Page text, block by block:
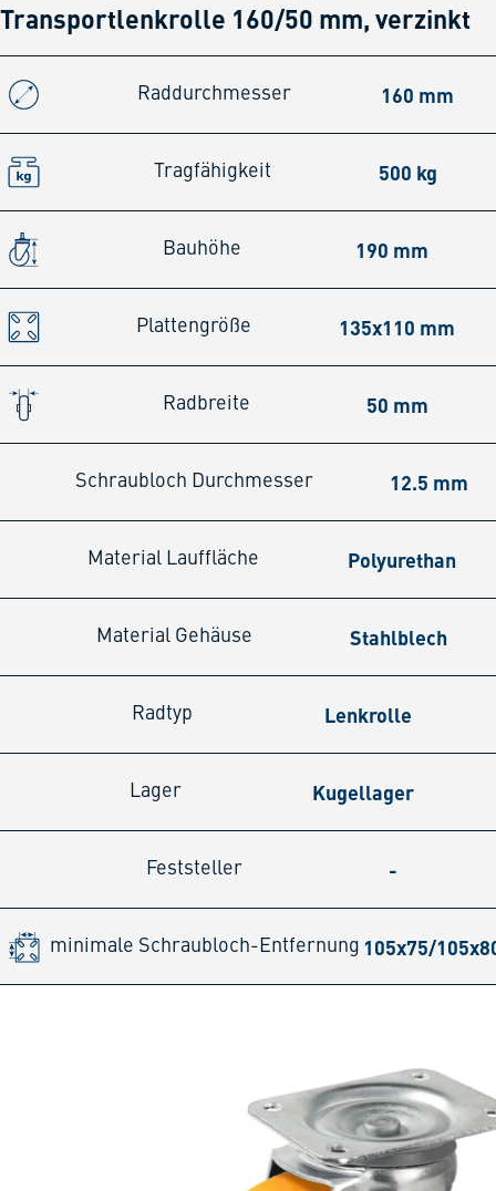
Transportlenkrolle 160/50 mm, verzinkt
Raddurchmesser 160 mm
Tragfähigkeit 500 kg
Bauhöhe 190 mm
Plattengröße 135x110 mm
Radbreite 50 mm
Schraubloch Durchmesser 12.5 mm
Material Lauffläche Polyurethan
Material Gehäuse Stahlblech
Radtyp Lenkrolle
Lager Kugellager
Feststeller -
minimale Schraubloch-Entfernung 105x75/